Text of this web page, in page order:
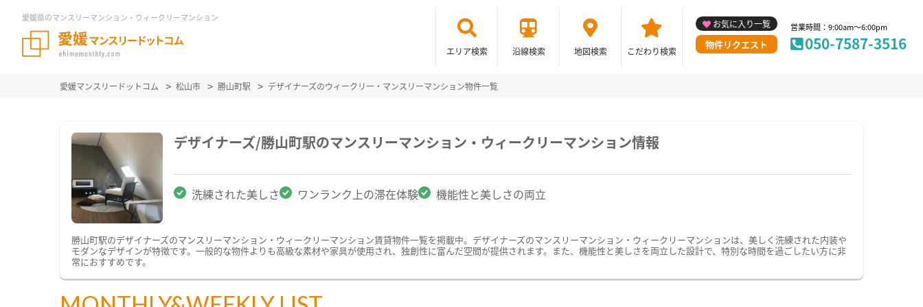
愛媛県のマンスリーマンション・ウィークリーマンション
エリア検索 沿線検索 地図検索 こだわり検索
お気に入り一覧
物件リクエスト
営業時間：9:00am～6:00pm
050-7587-3516
愛媛マンスリードットコム 松山市 勝山町駅 デザイナーズのウィークリー・マンスリーマンション物件一覧
デザイナーズ/勝山町駅のマンスリーマンション・ウィークリーマンション情報
洗練された美しさ ワンランク上の滞在体験 機能性と美しさの両立
勝山町駅のデザイナーズのマンスリーマンション・ウィークリーマンション賃貸物件一覧を掲載中。デザイナーズのマンスリーマンション・ウィークリーマンションは、美しく洗練された内装や
モダンなデザインが特徴です。一般的な物件よりも高級な素材や家具が使用され、独創性に富んだ空間が提供されます。また、機能性と美しさを両立した設計で、特別な時間を過ごしたい方に非
常におすすめです。